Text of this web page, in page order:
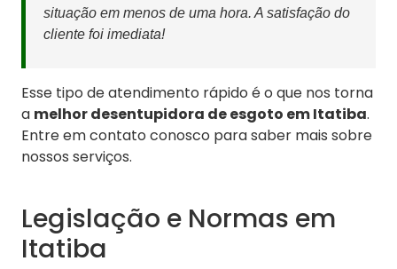
situação em menos de uma hora. A satisfação do
cliente foi imediata!
Esse tipo de atendimento rápido é o que nos torna
a melhor desentupidora de esgoto em Itatiba.
Entre em contato conosco para saber mais sobre
nossos serviços.
Legislação e Normas em
Itatiba